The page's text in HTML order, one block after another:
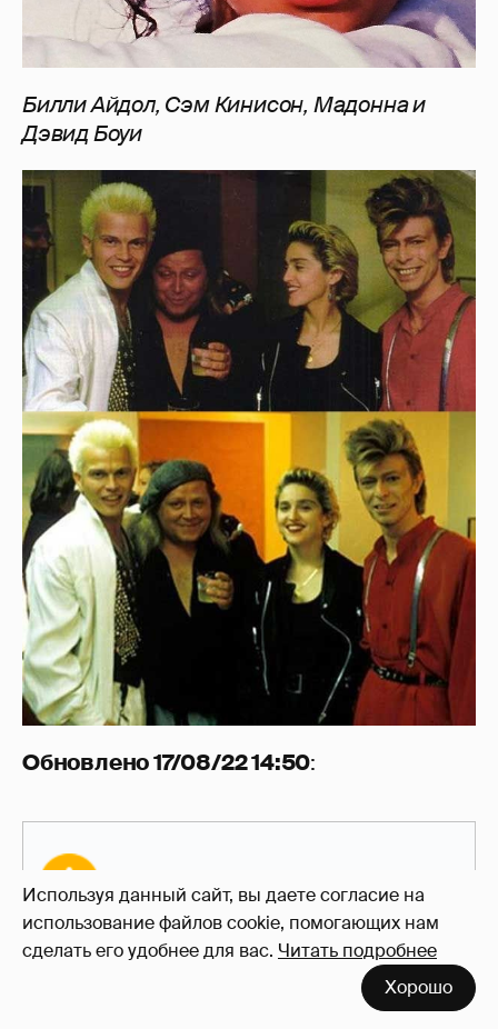
Используя данный сайт, вы даете согласие на
использование файлов cookie, помогающих нам
сделать его удобнее для вас. Читать подробнее
Хорошо
Билли Айдол, Сэм Кинисон, Мадонна и
Дэвид Боуи
Обновлено 17/08/22 14:50: